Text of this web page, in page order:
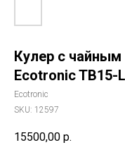
Кулер с
Ecotronic TB15-
Ecotronic
SKU: 12597
15500,00 р.